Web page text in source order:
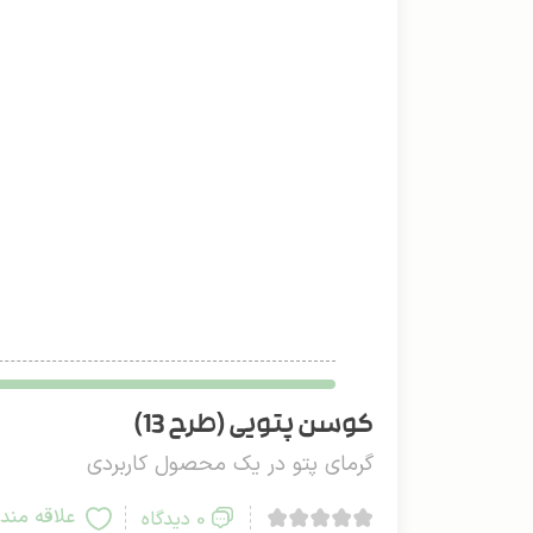
کوسن پتویی (طرح 13)
گرمای پتو در یک محصول کاربردی
0 دیدگاه علاقه